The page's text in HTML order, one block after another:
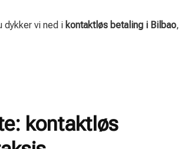
dykker vi ned i kontaktløs betaling i Bilbao,
kontaktløs